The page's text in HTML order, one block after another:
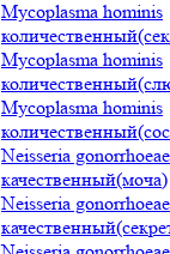
Mycoplasma hominis
Mycoplasma hominis
Mycoplasma hominis
Neisseria gonorrhoeae
качественный(моча)
Neisseria gonorrhoeae